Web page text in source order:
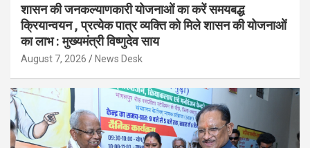
शासन की जनकल्याणकारी योजनाओं का करें समयबद्ध
क्रियान्वयन , प्रत्येक पात्र व्यक्ति को मिले शासन की योजनाओं
का लाभ : मुख्यमंत्री विष्णुदेव साय
August 7, 2026 News Desk